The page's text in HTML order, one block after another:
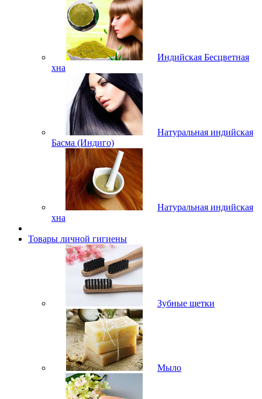
Индийская Бесцветная
хна
Натуральная индийская
Басма (Индиго)
Натуральная индийская
хна
Товары личной гигиены
Зубные щетки
Мыло